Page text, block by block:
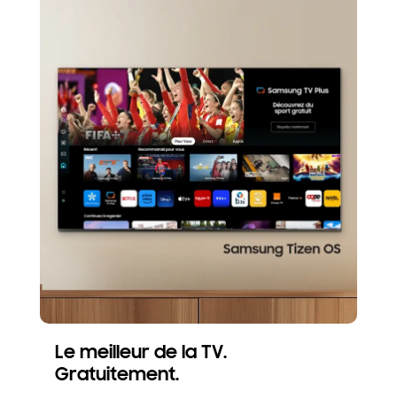
Le meilleur de la TV.
Gratuitement.